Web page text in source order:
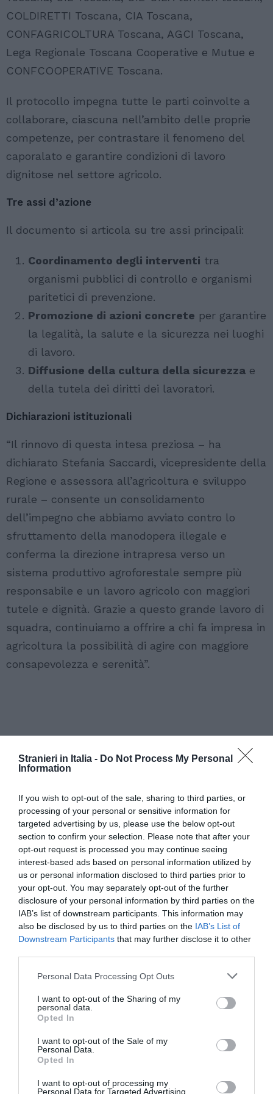
Stranieri in Italia - Do Not Process My Personal
Information
If you wish to opt-out of the sale, sharing to third parties, or
processing of your personal or sensitive information for
targeted advertising by us, please use the below opt-out
section to confirm your selection. Please note that after your
opt-out request is processed you may continue seeing
interest-based ads based on personal information utilized by
us or personal information disclosed to third parties prior to
your opt-out. You may separately opt-out of the further
disclosure of your personal information by third parties on the
IAB’s list of downstream participants. This information may
also be disclosed by us to third parties on the IAB’s List of
Downstream Participants that may further disclose it to other
Personal Data Processing Opt Outs
I want to opt-out of the Sharing of my
personal data.
Opted In
I want to opt-out of the Sale of my
Personal Data.
Opted In
I want to opt-out of processing my
Personal Data for Targeted Advertising.
COLDIRETTI Toscana, CIA Toscana,
CONFAGRICOLTURA Toscana, AGCI Toscana,
Lega Regionale Toscana Cooperative e Mutue e
CONFCOOPERATIVE Toscana.
Il protocollo impegna tutte le parti coinvolte a
collaborare, ciascuna nell’ambito delle proprie
competenze, per contrastare il fenomeno del
caporalato e garantire condizioni di lavoro
dignitose nel settore agricolo.
Tre assi d’azione
Il documento si articola su tre assi principali:
Coordinamento degli interventi tra
organismi pubblici di controllo e organismi
paritetici di prevenzione.
Promozione di azioni concrete per garantire
la legalità, la salute e la sicurezza nei luoghi
di lavoro.
Diffusione della cultura della sicurezza e
della tutela dei diritti dei lavoratori.
Dichiarazioni istituzionali
“Il rinnovo di questa intesa preziosa – ha
dichiarato Stefania Saccardi, vicepresidente della
Regione e assessora all’agricoltura e sviluppo
rurale – consente un consolidamento
dell’impegno che abbiamo avviato contro lo
sfruttamento della manodopera illegale e
conferma la direzione intrapresa verso un
sistema produttivo agroforestale sempre più
responsabile e un lavoro agricolo con maggiori
tutele e dignità. Grazie a questo grande lavoro di
squadra, continuiamo a offrire a chi fa impresa in
agricoltura la possibilità di agire con maggiore
consapevolezza e serenità”.
L’assessore al diritto alla salute, Simone Bezzini,
ha sottolineato: “Dove c’è legalità c’è maggiore
salute e sicurezza per i lavoratori e chi fa
impresa. Questo documento contribuisce a
qualificare e tutelare il lavoro nelle nostre
sicurezza. Proseguiranno controlli e ispezioni, ma